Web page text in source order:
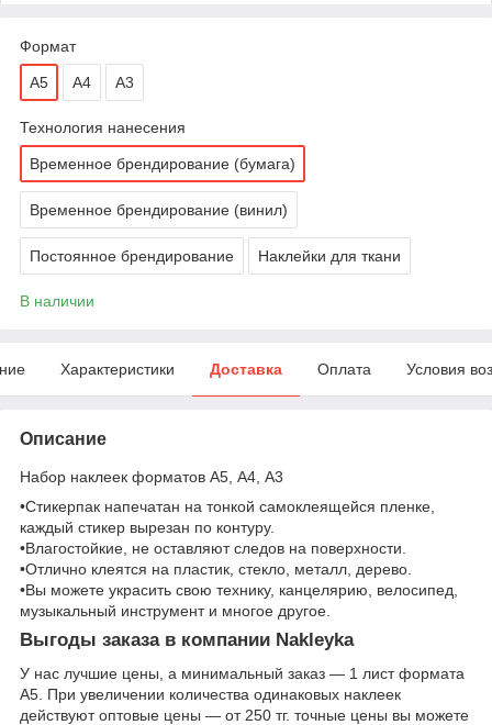
Формат
А5 A4 A3
Технология нанесения
Временное брендирование (бумага)
Временное брендирование (винил)
Постоянное брендирование Наклейки для ткани
В наличии
Характеристики Доставка Оплата Условия
Описание
Набор наклеек форматов А5, А4, А3
•Стикерпак напечатан на тонкой самоклеящейся пленке,
каждый стикер вырезан по контуру.
•Влагостойкие, не оставляют следов на поверхности.
•Отлично клеятся на пластик, стекло, металл, дерево.
•Вы можете украсить свою технику, канцелярию, велосипед,
музыкальный инструмент и многое другое.
Выгоды заказа в компании Nakleyka
У нас лучшие цены, а минимальный заказ — 1 лист формата
А5. При увеличении количества одинаковых наклеек
действуют оптовые цены — от 250 тг. точные цены вы можете